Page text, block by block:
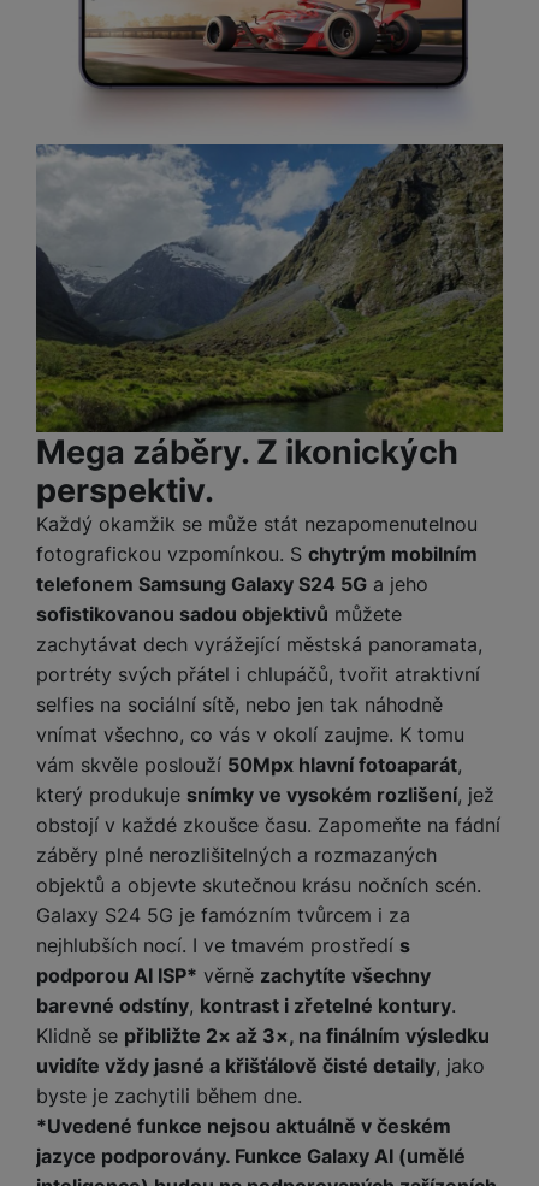
Mega záběry. Z ikonických
perspektiv.
Každý okamžik se může stát nezapomenutelnou
fotografickou vzpomínkou. S chytrým mobilním
telefonem Samsung Galaxy S24 5G a jeho
sofistikovanou sadou objektivů můžete
zachytávat dech vyrážející městská panoramata,
portréty svých přátel i chlupáčů, tvořit atraktivní
selfies na sociální sítě, nebo jen tak náhodně
vnímat všechno, co vás v okolí zaujme. K tomu
vám skvěle poslouží 50Mpx hlavní fotoaparát,
který produkuje snímky ve vysokém rozlišení, jež
obstojí v každé zkoušce času. Zapomeňte na fádní
záběry plné nerozlišitelných a rozmazaných
objektů a objevte skutečnou krásu nočních scén.
Galaxy S24 5G je famózním tvůrcem i za
nejhlubších nocí. I ve tmavém prostředí s
podporou AI ISP* věrně zachytíte všechny
barevné odstíny, kontrast i zřetelné kontury.
Klidně se přibližte 2× až 3×, na finálním výsledku
uvidíte vždy jasné a křišťálově čisté detaily, jako
byste je zachytili během dne.
*Uvedené funkce nejsou aktuálně v českém
jazyce podporovány. Funkce Galaxy AI (umělé